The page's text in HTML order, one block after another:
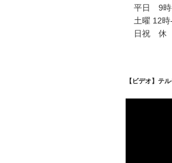
平日 9時
土曜 12時
日祝 休
【ビデオ】テ